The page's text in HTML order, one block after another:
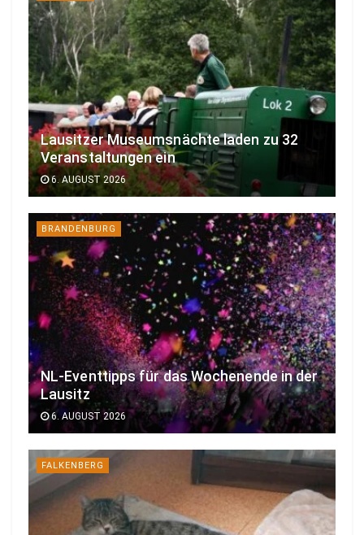
Lausitzer Museumsnächte laden zu 32
Veranstaltungen ein
6. AUGUST 2026
BRANDENBURG
NL-Eventtipps für das Wochenende in der
Lausitz
6. AUGUST 2026
FALKENBERG